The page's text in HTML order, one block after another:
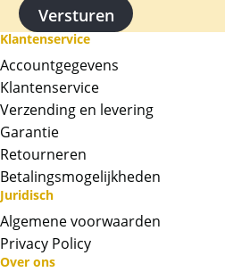
Klantenservice
Accountgegevens
Klantenservice
Verzending en levering
Garantie
Retourneren
Betalingsmogelijkheden
Juridisch
Algemene voorwaarden
Privacy Policy
Over ons